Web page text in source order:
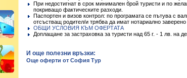
При недостигнат в срок минимален брой туристи и по
покриващо фактическите разходи.
Паспортен и визов контрол: по програмата се пътува с
отсъстващ родител/и трябва да имат нотариално
ОБЩИ УСЛОВИЯ КЪМ ОФЕРТАТА
Доплащане за застраховка за туристи над 65 г. - 1 лв. на
И още полезни връзки:
Още оферти от София Тур